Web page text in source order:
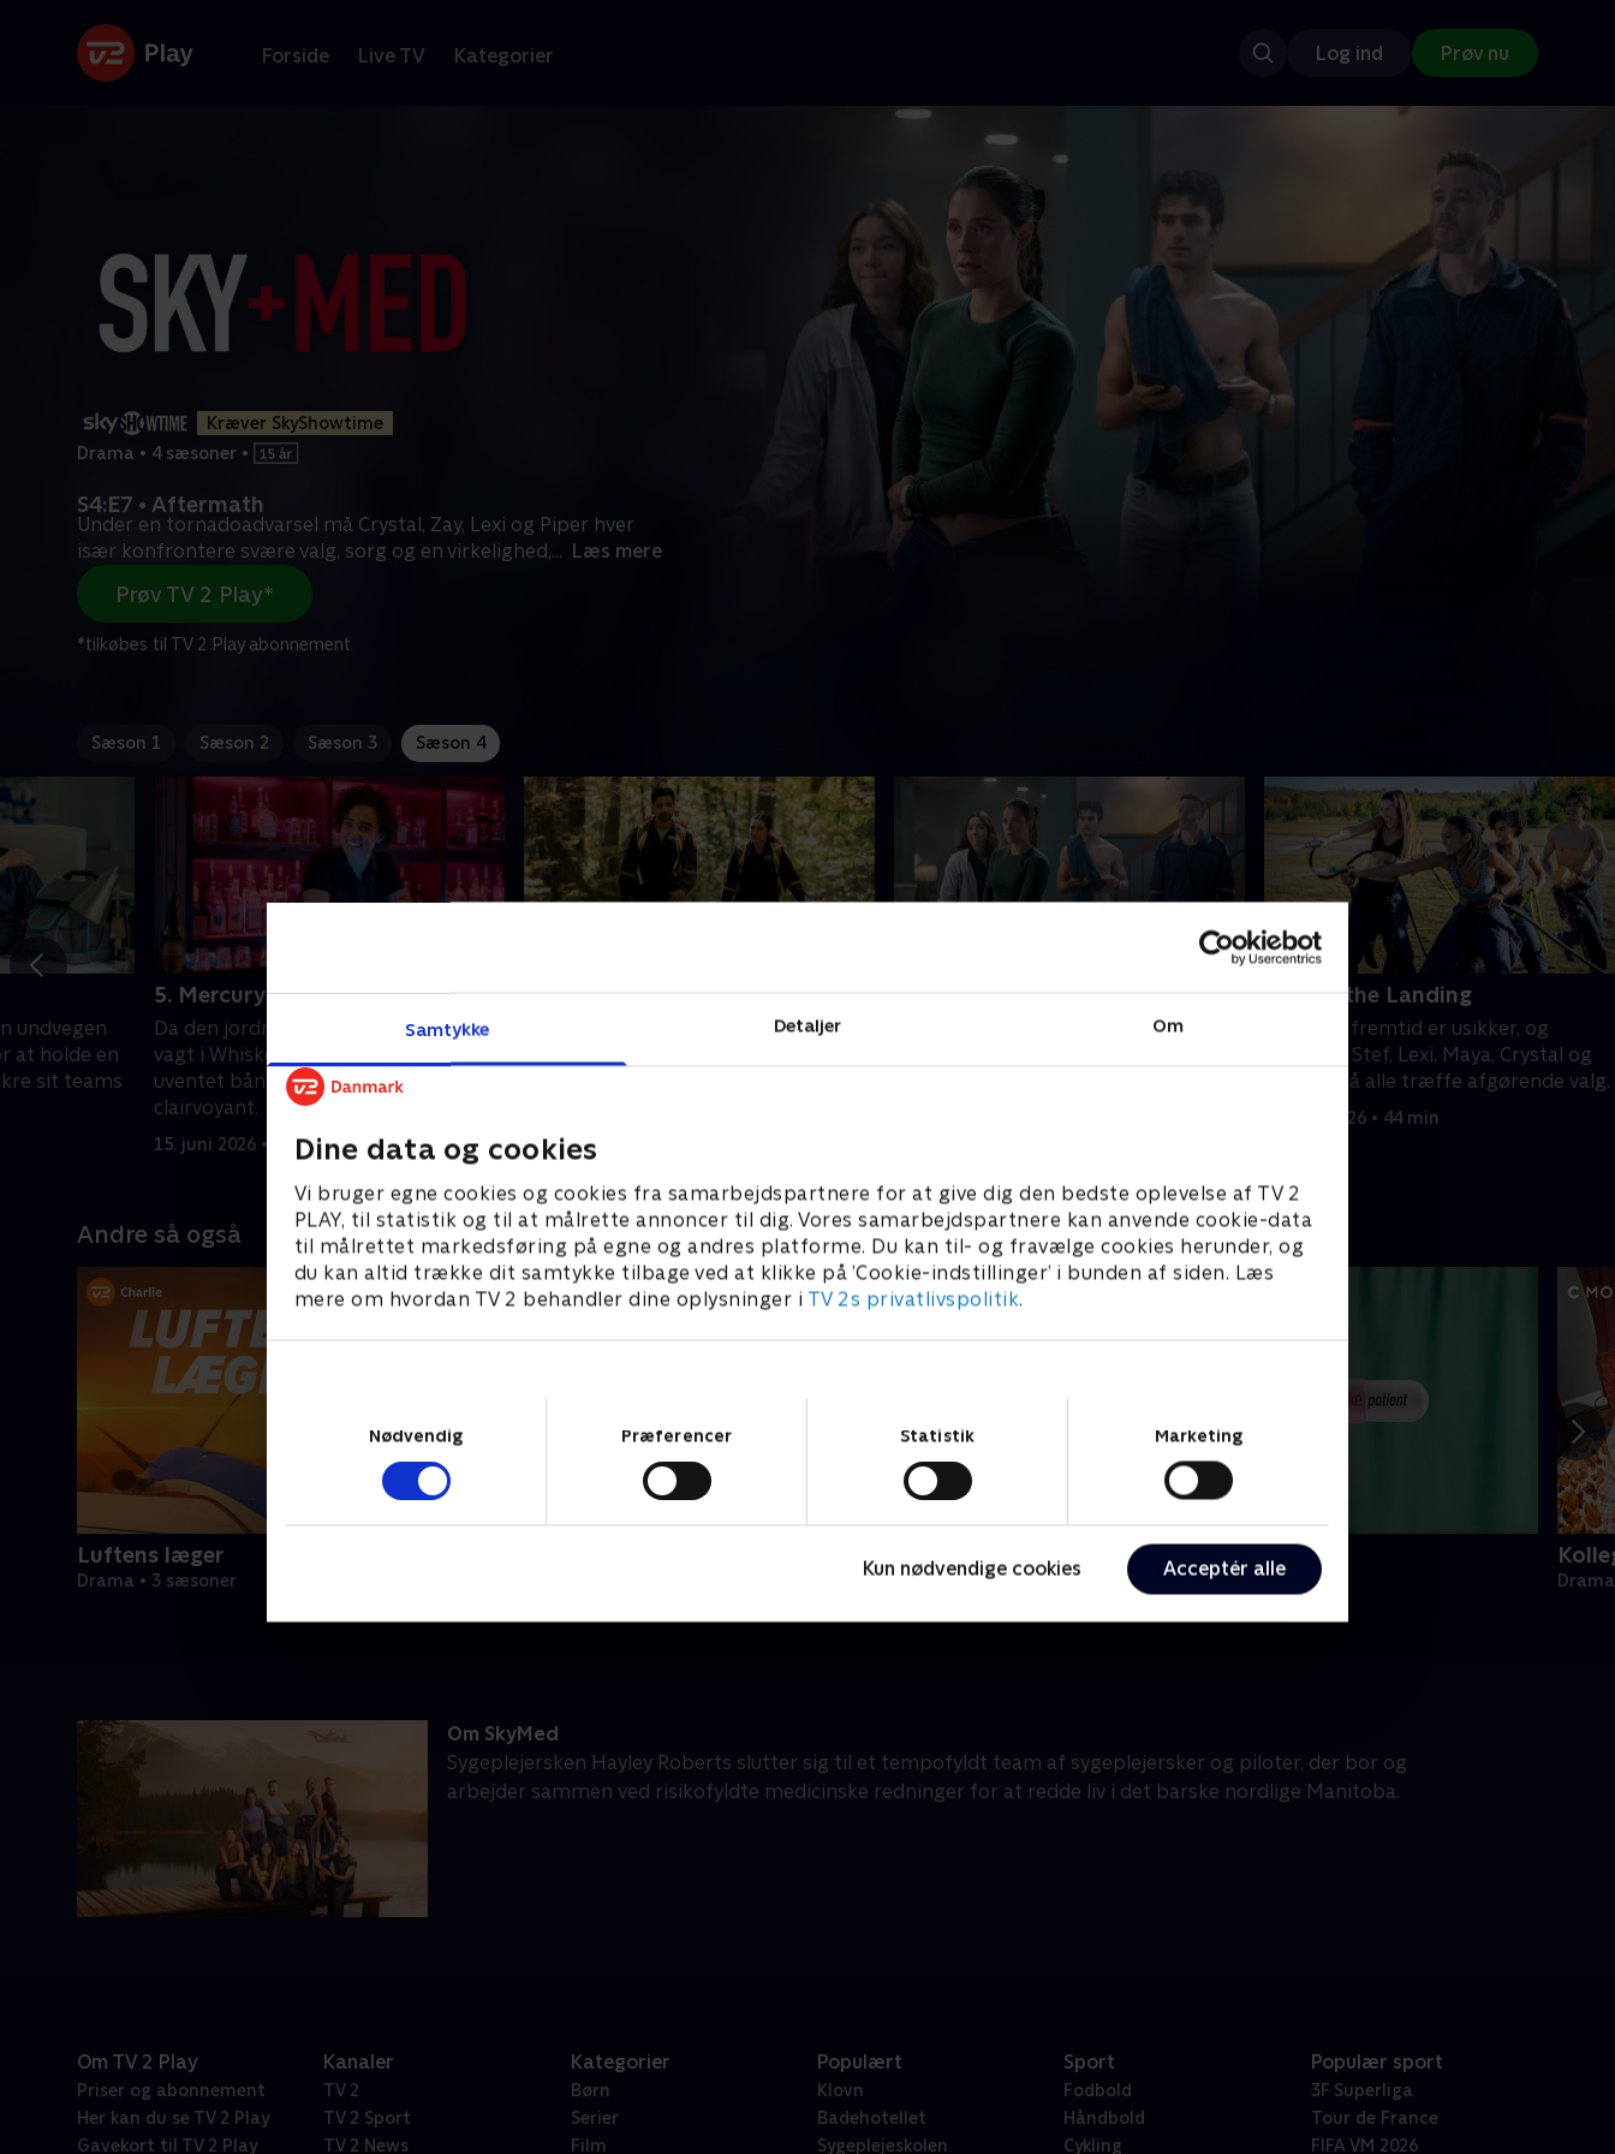
Samtykke Detaljer Om
Dine data og cookies
Vi bruger egne cookies og cookies fra samarbejdspartnere for at give dig den bedste oplevelse af TV 2
PLAY, til statistik og til at målrette annoncer til dig. Vores samarbejdspartnere kan anvende cookie-data
til målrettet markedsføring på egne og andres platforme. Du kan til- og fravælge cookies herunder, og
du kan altid trække dit samtykke tilbage ved at klikke på ’Cookie-indstillinger’ i bunden af siden. Læs
mere om hvordan TV 2 behandler dine oplysninger i TV 2s privatlivspolitik.
Nødvendig
Præferencer Statistik Marketing
Kun nødvendige cookies Acceptér alle
Forside Live TV Kategorier Log ind Prøv nu
Kræver SkyShowtime
Drama • 4 sæsoner •
S4:E7 • Aftermath
Under en tornadoadvarsel må Crystal, Zay, Lexi og Piper hver
især konfrontere svære valg, sorg og en virkelighed,... Læs mere
Prøv TV 2 Play*
*tilkøbes til TV 2 Play abonnement
Sæson 1 Sæson 2 Sæson 3 Sæson 4
undvegen
at holde en
sit teams
5. Mercury Retrograde
Da den jordnære Stef tager sin første
vagt i Whiskey Hatch, knytter hun et
uventet bånd til en besøgende
clairvoyant.
15. juni 2026 • 42 min
Hayley griber ind, da Piper forsøger
15. juni 2026 • 44 min
Under en tornadoadvarsel må Crystal,
8. Stick the Landing
SkyMeds fremtid er usikker, og
Wheezer, Stef, Lexi, Maya, Crystal og
Hayley må alle træffe afgørende valg.
15. juni 2026 • 44 min
Andre så også
Luftens læger
Drama • 3 sæsoner
Fake Patient
Drama • 1 sæsoner
Om SkyMed
Sygeplejersken Hayley Roberts slutter sig til et tempofyldt team af sygeplejersker og piloter, der bor og
arbejder sammen ved risikofyldte medicinske redninger for at redde liv i det barske nordlige Manitoba.
Om TV 2 Play
Priser og abonnement
Her kan du se TV 2 Play
Gavekort til TV 2 Play
Kanaler
TV 2
TV 2 Sport
TV 2 News
Kategorier
Børn
Serier
Film
Populært
Klovn
Badehotellet
Sygeplejeskolen
Sport
Fodbold
Håndbold
Cykling
Populær sport
3F Superliga
Tour de France
FIFA VM 2026